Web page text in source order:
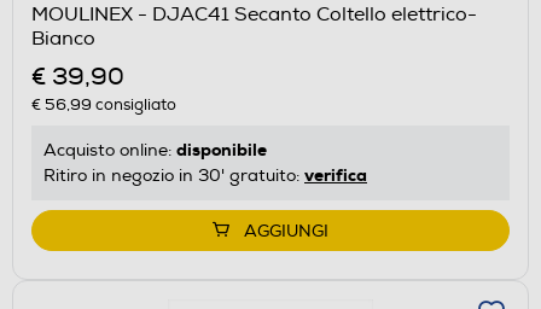
MOULINEX - DJAC41 Secanto Coltello elettrico-
Bianco
€ 39,90
€ 56,99 consigliato
Acquisto online: disponibile
Ritiro in negozio in 30' gratuito: verifica
AGGIUNGI